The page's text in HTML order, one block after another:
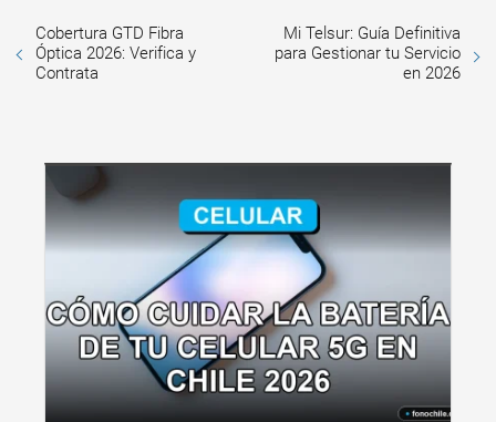
Cobertura GTD Fibra
Óptica 2026: Verifica y
Contrata
Mi Telsur: Guía Definitiva
para Gestionar tu Servicio
en 2026